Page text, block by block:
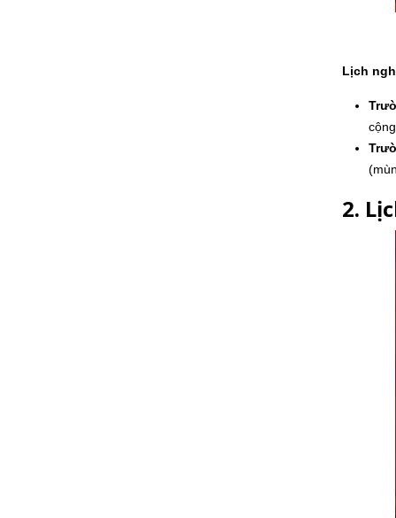
Lịch
2.